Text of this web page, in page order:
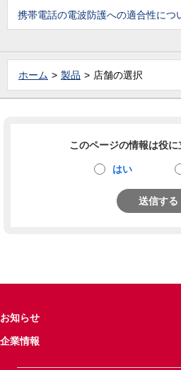
携帯電話の電波防護への適合性につ
ホーム 製品 店舗の選択
このページの情報は役に
はい
送信する
お知らせ
企業情報